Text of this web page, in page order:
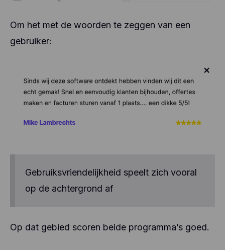
Om het met de woorden te zeggen van een
gebruiker:
Gebruiksvriendelijkheid speelt zich vooral
op de achtergrond af
Op dat gebied scoren beide programma’s goed.